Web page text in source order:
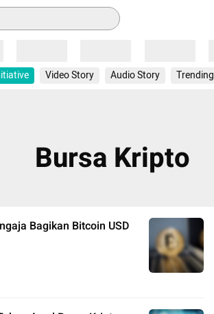
Video Story Audio Story Trending
Bursa Kripto
Bagikan Bitcoin USD